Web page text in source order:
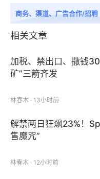
商务、渠道、广告合作/招聘
相关文章
加税、禁出口、撒钱
矿”三箭齐发
林春木 · 13小时前
解禁两日狂飙23%！
售魔咒”
林春木 · 12小时前